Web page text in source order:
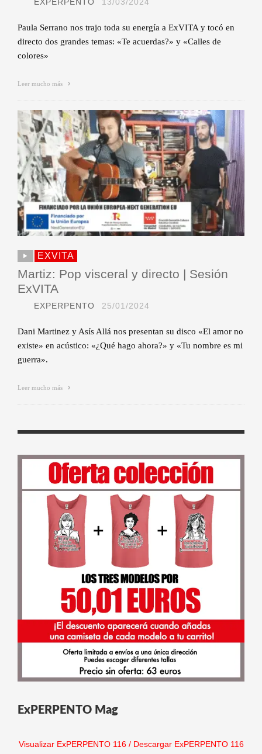
Paula Serrano nos trajo toda su energía a ExVITA y tocó en
directo dos grandes temas: «Te acuerdas?» y «Calles de
colores»
Leer mucho más
EXVITA
Martiz: Pop visceral y directo | Sesión
ExVITA
EXPERPENTO 25/01/2024
Dani Martinez y Asís Allá nos presentan su disco «El amor no
existe» en acústico: «¿Qué hago ahora?» y «Tu nombre es mi
guerra».
Leer mucho más
ExPERPENTO Mag
Visualizar ExPERPENTO 116/ Descargar ExPERPENTO 116